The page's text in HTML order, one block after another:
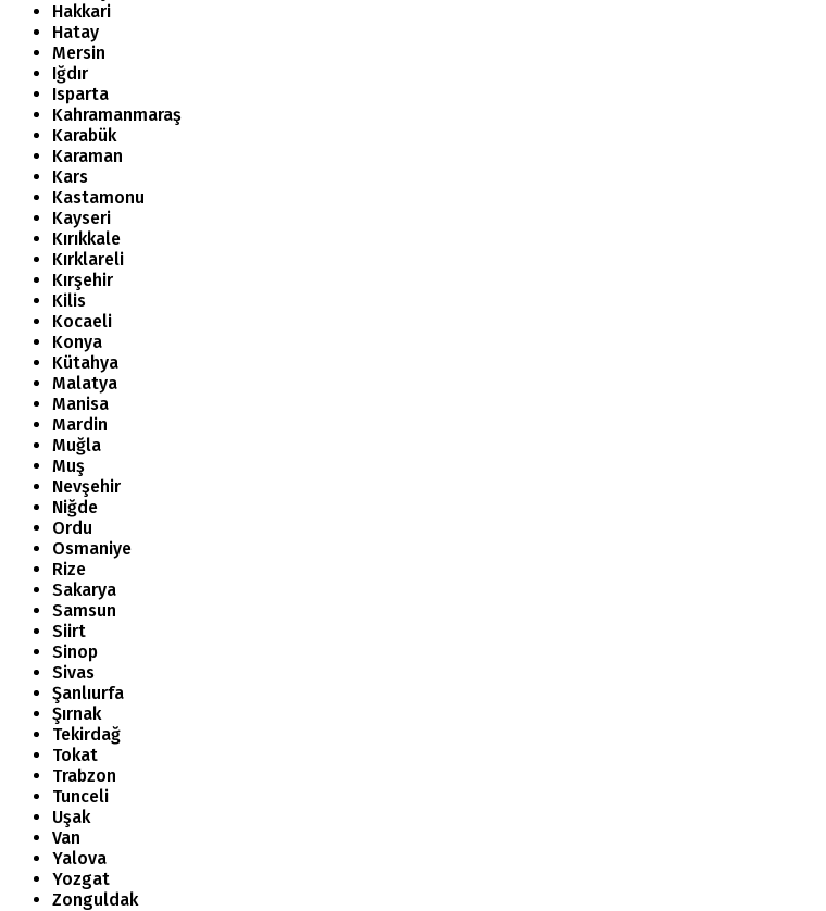
Hakkari
Hatay
Mersin
Iğdır
Isparta
Kahramanmaraş
Karabük
Karaman
Kars
Kastamonu
Kayseri
Kırıkkale
Kırklareli
Kırşehir
Kilis
Kocaeli
Konya
Kütahya
Malatya
Manisa
Mardin
Muğla
Muş
Nevşehir
Niğde
Ordu
Osmaniye
Rize
Sakarya
Samsun
Siirt
Sinop
Sivas
Şanlıurfa
Şırnak
Tekirdağ
Tokat
Trabzon
Tunceli
Uşak
Van
Yalova
Yozgat
Zonguldak